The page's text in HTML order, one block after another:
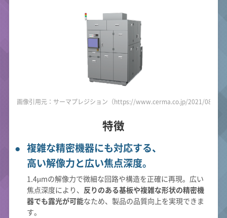
画像引用元：サーマプレジション（https://www.cerma.co.jp/2021/08/20/
特徴
複雑な精密機器にも対応する、
高い解像力と広い焦点深度。
1.4µmの解像力で微細な回路や構造を正確に再現。広い
焦点深度により、 反りのある基板や複雑な形状の精密機
器でも露光が可能なため、製品の品質向上を実現できま
す。